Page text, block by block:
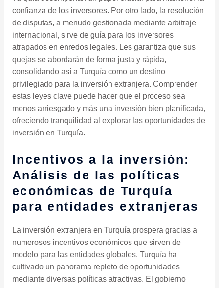
confianza de los inversores. Por otro lado, la resolución
de disputas, a menudo gestionada mediante arbitraje
internacional, sirve de guía para los inversores
atrapados en enredos legales. Les garantiza que sus
quejas se abordarán de forma justa y rápida,
consolidando así a Turquía como un destino
privilegiado para la inversión extranjera. Comprender
estas leyes clave puede hacer que el proceso sea
menos arriesgado y más una inversión bien planificada,
ofreciendo tranquilidad al explorar las oportunidades de
inversión en Turquía.
Incentivos a la inversión:
Análisis de las políticas
económicas de Turquía
para entidades extranjeras
La inversión extranjera en Turquía prospera gracias a
numerosos incentivos económicos que sirven de
modelo para las entidades globales. Turquía ha
cultivado un panorama repleto de oportunidades
mediante diversas políticas atractivas. El gobierno